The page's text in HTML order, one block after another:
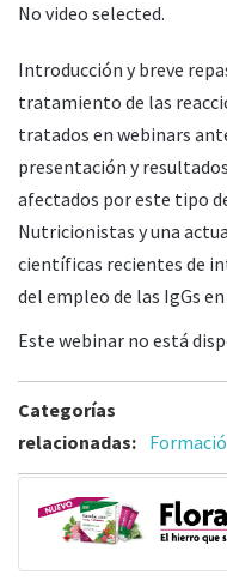
No video selected.
Introducción y breve
tratamiento de las
tratados en webinars
presentación y
afectados por este tipo
Nutricionistas y una
científicas recientes de
del empleo de las IgGs
Este webinar no está
Categorías
relacionadas: